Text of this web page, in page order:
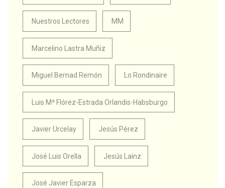
Nuestros Lectores MM
Marcelino Lastra Muñiz
Miguel Bernad Remón Lo Rondinaire
Luis Mª Flórez-Estrada Orlandis-Habsburgo
Javier Urcelay Jesús Pérez
José Luis Orella Jesús Laínz
José Javier Esparza